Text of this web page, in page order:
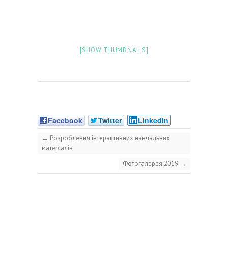
[SHOW THUMBNAILS]
Facebook Twitter LinkedIn
← Розроблення інтерактивних навчальних
матеріалів
Фотогалерея 2019 →